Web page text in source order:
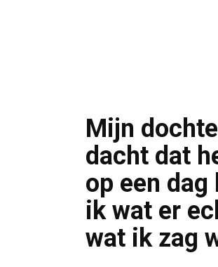
Mijn
dacht dat
op een
ik wat er
wat ik zag